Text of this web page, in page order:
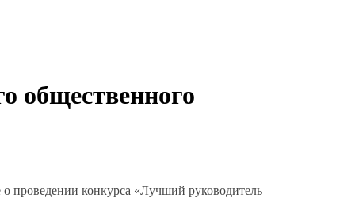
общественного
проведении конкурса «Лучший руководитель